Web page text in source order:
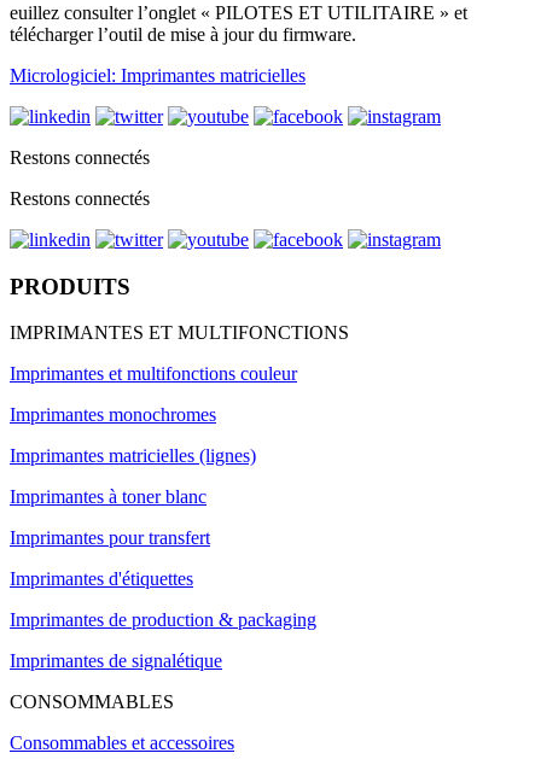
euillez consulter l’onglet « PILOTES ET UTILITAIRE » et
télécharger l’outil de mise à jour du firmware.
Micrologiciel: Imprimantes matricielles
Restons connectés
Restons connectés
PRODUITS
IMPRIMANTES ET MULTIFONCTIONS
Imprimantes et multifonctions couleur
Imprimantes monochromes
Imprimantes matricielles (lignes)
Imprimantes à toner blanc
Imprimantes pour transfert
Imprimantes d'étiquettes
Imprimantes de production & packaging
Imprimantes de signalétique
CONSOMMABLES
Consommables et accessoires